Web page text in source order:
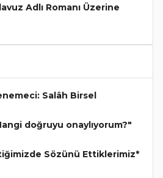
Adlı Romanı Üzerine
Salâh Birsel
doğruyu onaylıyorum?"
Sözünü Ettiklerimiz*